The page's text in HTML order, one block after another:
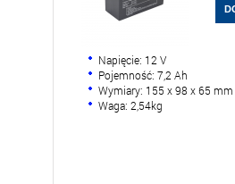
Napięcie: 12 V
Pojemność: 7,2 Ah
Wymiary: 155 x 98 x 65 mm
Waga: 2,54kg